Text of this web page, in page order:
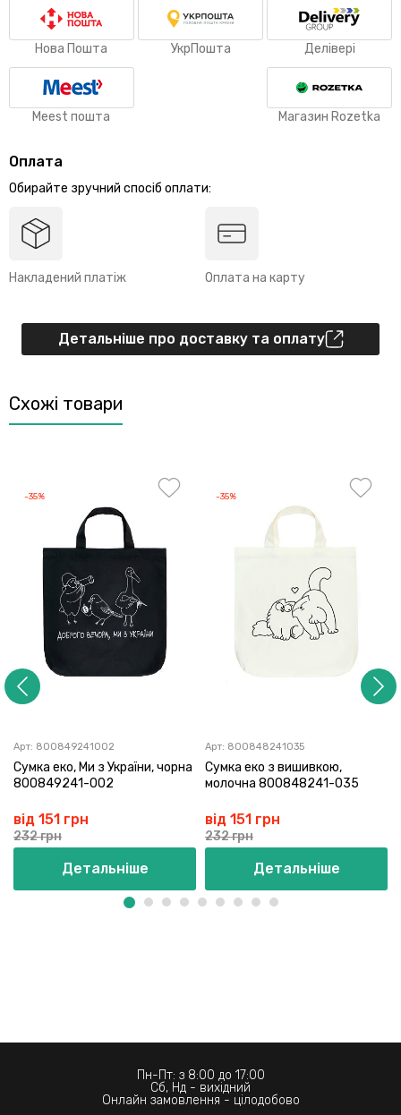
Нова Пошта УкрПошта Делівері
Meest пошта Магазин Rozetka
Оплата
Обирайте зручний спосіб оплати:
Накладений платіж Оплата на карту
Детальніше про доставку та оплату
Схожі товари
-35%
Арт: 800849241002
Сумка еко, Ми з України, чорна
800849241-002
від 151 грн
232 грн
Детальніше
-35%
Арт: 800848241035
Сумка еко з вишивкою,
молочна 800848241-035
від 151 грн
232 грн
Детальніше
Пн-Пт: з 8:00 до 17:00
Сб, Нд - вихідний
Онлайн замовлення - цілодобово